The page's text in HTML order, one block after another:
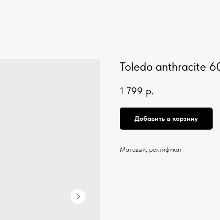
Toledo anthracite
1 799 р.
Добавить в корзину
Матовый, ректификат